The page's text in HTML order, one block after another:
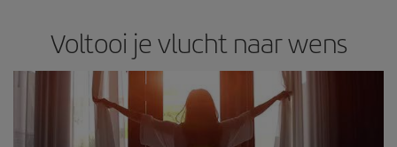
Voltooi je vlucht naar wens